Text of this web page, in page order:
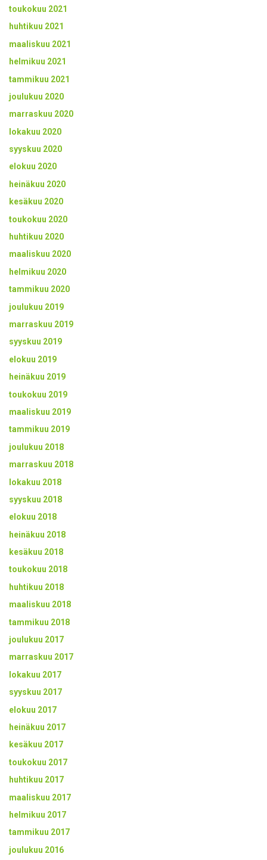
toukokuu 2021
huhtikuu 2021
maaliskuu 2021
helmikuu 2021
tammikuu 2021
joulukuu 2020
marraskuu 2020
lokakuu 2020
syyskuu 2020
elokuu 2020
heinäkuu 2020
kesäkuu 2020
toukokuu 2020
huhtikuu 2020
maaliskuu 2020
helmikuu 2020
tammikuu 2020
joulukuu 2019
marraskuu 2019
syyskuu 2019
elokuu 2019
heinäkuu 2019
toukokuu 2019
maaliskuu 2019
tammikuu 2019
joulukuu 2018
marraskuu 2018
lokakuu 2018
syyskuu 2018
elokuu 2018
heinäkuu 2018
kesäkuu 2018
toukokuu 2018
huhtikuu 2018
maaliskuu 2018
tammikuu 2018
joulukuu 2017
marraskuu 2017
lokakuu 2017
syyskuu 2017
elokuu 2017
heinäkuu 2017
kesäkuu 2017
toukokuu 2017
huhtikuu 2017
maaliskuu 2017
helmikuu 2017
tammikuu 2017
joulukuu 2016